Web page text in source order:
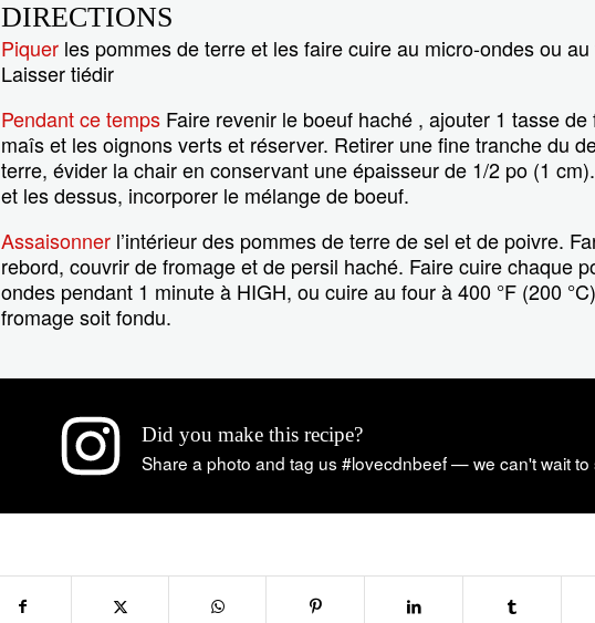
DIRECTIONS
Piquerles pommes de terre et les faire cuire au micro-ondes ou au
Laisser tiédir
Pendant ce tempsFaire revenir le boeuf haché , ajouter 1 tasse
maîs et les oignons verts et réserver. Retirer une fine tranche du
terre, évider la chair en conservant une épaisseur de 1/2 po (1
et les dessus, incorporer le mélange de boeuf.
Assaisonnerl’intérieur des pommes de terre de sel et de poivre.
rebord, couvrir de fromage et de persil haché. Faire cuire chaque
ondes pendant 1 minute à HIGH, ou cuire au four à 400 °F (200
fromage soit fondu.
Did you make this recipe?
Share a photo and tag us #lovecdnbeef — we can't wait